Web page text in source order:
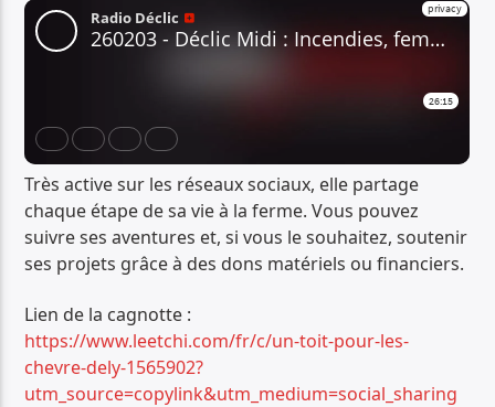
Très active sur les réseaux sociaux, elle partage
chaque étape de sa vie à la ferme. Vous pouvez
suivre ses aventures et, si vous le souhaitez, soutenir
ses projets grâce à des dons matériels ou financiers.
Lien de la cagnotte :
https://www.leetchi.com/fr/c/un-toit-pour-les-
chevre-dely-1565902?
utm_source=copylink&utm_medium=social_sharing